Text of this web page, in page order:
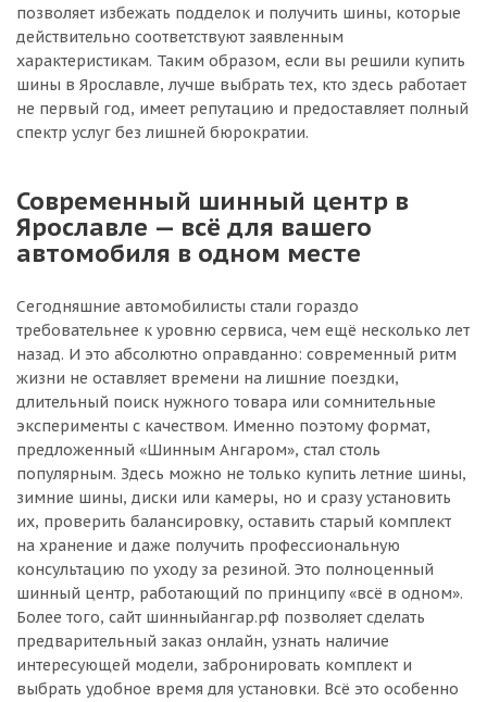
позволяет избежать подделок и получить шины, которые
действительно соответствуют заявленным
характеристикам. Таким образом, если вы решили купить
шины в Ярославле, лучше выбрать тех, кто здесь работает
не первый год, имеет репутацию и предоставляет полный
спектр услуг без лишней бюрократии.
Современный шинный центр в
Ярославле — всё для вашего
автомобиля в одном месте
Сегодняшние автомобилисты стали гораздо
требовательнее к уровню сервиса, чем ещё несколько лет
назад. И это абсолютно оправданно: современный ритм
жизни не оставляет времени на лишние поездки,
длительный поиск нужного товара или сомнительные
эксперименты с качеством. Именно поэтому формат,
предложенный «Шинным Ангаром», стал столь
популярным. Здесь можно не только купить летние шины,
зимние шины, диски или камеры, но и сразу установить
их, проверить балансировку, оставить старый комплект
на хранение и даже получить профессиональную
консультацию по уходу за резиной. Это полноценный
шинный центр, работающий по принципу «всё в одном».
Более того, сайт шинныйангар.рф позволяет сделать
предварительный заказ онлайн, узнать наличие
интересующей модели, забронировать комплект и
выбрать удобное время для установки. Всё это особенно